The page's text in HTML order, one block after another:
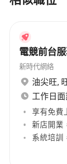
Strong
English,
Positive,
genuine
Willing to
guest
Full-Time
電競前台
新時代網絡
油尖旺,
工作日
享有免費
新店開業
系統培訓